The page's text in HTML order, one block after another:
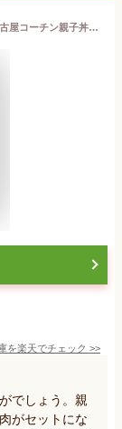
【6/1限定ポイント11倍】送料無料 三和の純鶏名古屋コーチン親子丼5食セット 創業明治33年さんわ 鶏三和 地鶏 鶏肉
を楽天でチェック >>
でしょう。親
がセットにな